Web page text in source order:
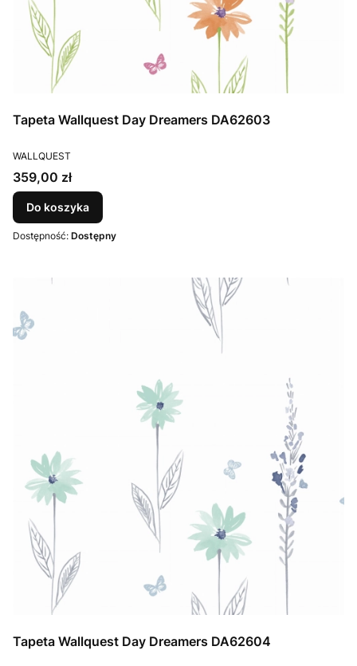
Tapeta Wallquest Day Dreamers DA62603
PRODUCENT
WALLQUEST
Cena
359,00 zł
Do koszyka
Dostępność: Dostępny
Tapeta Wallquest Day Dreamers DA62604